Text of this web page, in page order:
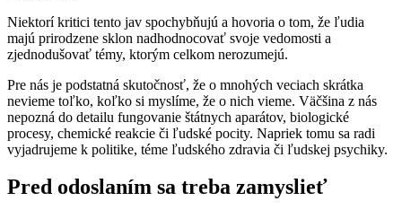
Niektorí kritici tento jav spochybňujú a hovoria o tom, že ľudia
majú prirodzene sklon nadhodnocovať svoje vedomosti a
zjednodušovať témy, ktorým celkom nerozumejú.
Pre nás je podstatná skutočnosť, že o mnohých veciach skrátka
nevieme toľko, koľko si myslíme, že o nich vieme. Väčšina z nás
nepozná do detailu fungovanie štátnych aparátov, biologické
procesy, chemické reakcie či ľudské pocity. Napriek tomu sa radi
vyjadrujeme k politike, téme ľudského zdravia či ľudskej psychiky.
Pred odoslaním sa treba zamyslieť